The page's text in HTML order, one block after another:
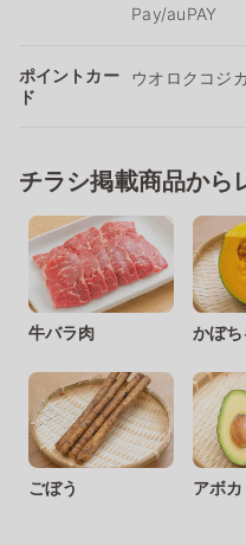
Pay/auPAY
ポイントカー
ド
ウオロクコジ
チラシ掲載商品から
牛バラ肉 かぼち
ごぼう アボカ